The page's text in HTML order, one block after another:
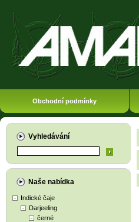
Obchodní podmínky
Vyhledávání
Naše nabídka
Indické čaje
Darjeeling
černé